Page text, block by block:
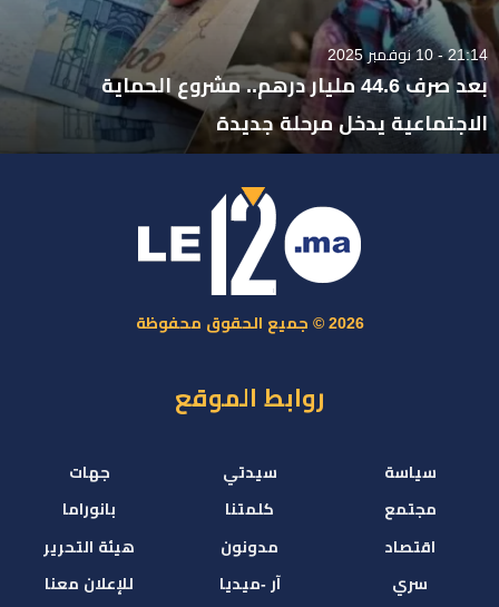
21:14 - 10 نوفمبر 2025
بعد صرف 44.6 مليار درهم.. مشروع الحماية
الاجتماعية يدخل مرحلة جديدة
2026 © جميع الحقوق محفوظة
روابط الموقع
سياسة
مجتمع
اقتصاد
سري
سيدتي
كلمتنا
مدونون
آر -ميديا
جهات
بانوراما
هيئة التحرير
للإعلان معنا